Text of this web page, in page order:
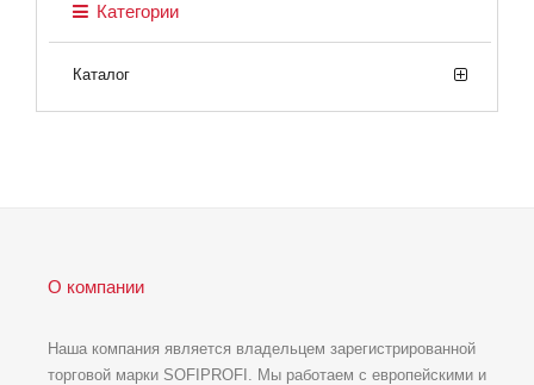
Категории
Каталог
О компании
Наша компания является владельцем зарегистрированной
торговой марки SOFIPROFI. Мы работаем с европейскими и